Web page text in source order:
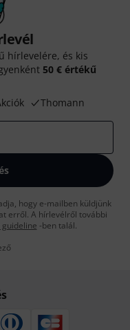
hírlevelére, és kis
50 € értékű
Thomann
hogy e-mailben küldjünk
erről. A hírlevélről további
-ben talál.